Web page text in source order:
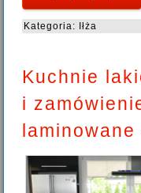
Kategoria: Iłża
Kuchnie
i